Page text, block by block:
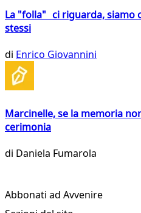
La "folla" ci riguarda, siamo
stessi
di Enrico Giovannini
Marcinelle, se la memoria
cerimonia
di Daniela Fumarola
Abbonati ad Avvenire